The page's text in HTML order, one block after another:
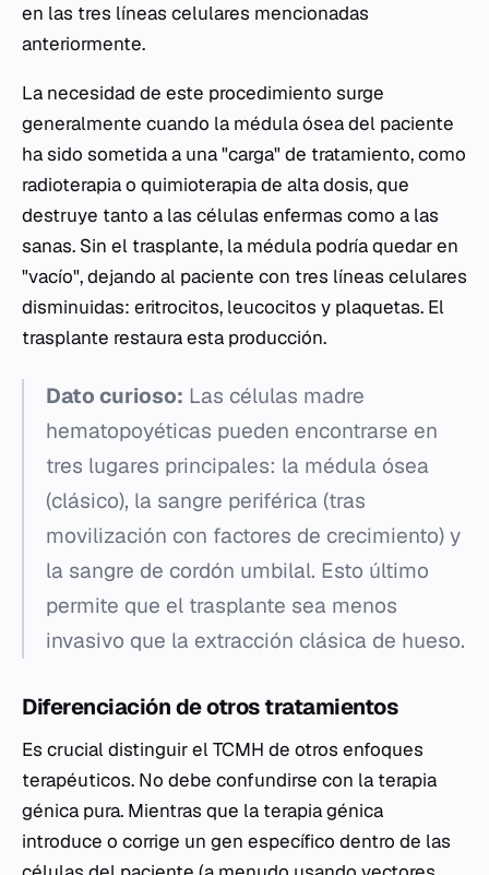
en las tres líneas celulares mencionadas
anteriormente.
La necesidad de este procedimiento surge
generalmente cuando la médula ósea del paciente
ha sido sometida a una "carga" de tratamiento, como
radioterapia o quimioterapia de alta dosis, que
destruye tanto a las células enfermas como a las
sanas. Sin el trasplante, la médula podría quedar en
"vacío", dejando al paciente con tres líneas celulares
disminuidas: eritrocitos, leucocitos y plaquetas. El
trasplante restaura esta producción.
Dato curioso: Las células madre
hematopoyéticas pueden encontrarse en
tres lugares principales: la médula ósea
(clásico), la sangre periférica (tras
movilización con factores de crecimiento) y
la sangre de cordón umbilal. Esto último
permite que el trasplante sea menos
invasivo que la extracción clásica de hueso.
Diferenciación de otros tratamientos
Es crucial distinguir el TCMH de otros enfoques
terapéuticos. No debe confundirse con la terapia
génica pura. Mientras que la terapia génica
introduce o corrige un gen específico dentro de las